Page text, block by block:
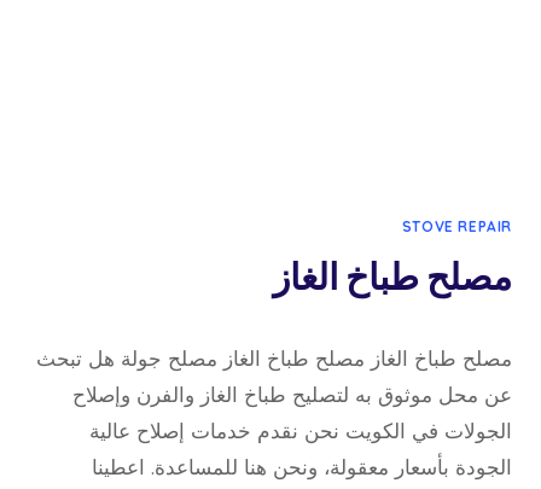
STOVE REPAIR
مصلح طباخ الغاز
admin
مصلح طباخ الغاز مصلح طباخ الغاز مصلح جولة هل تبحث
عن محل موثوق به لتصليح طباخ الغاز والفرن وإصلاح
الجولات في الكويت نحن نقدم خدمات إصلاح عالية
الجودة بأسعار معقولة، ونحن هنا للمساعدة. اعطينا